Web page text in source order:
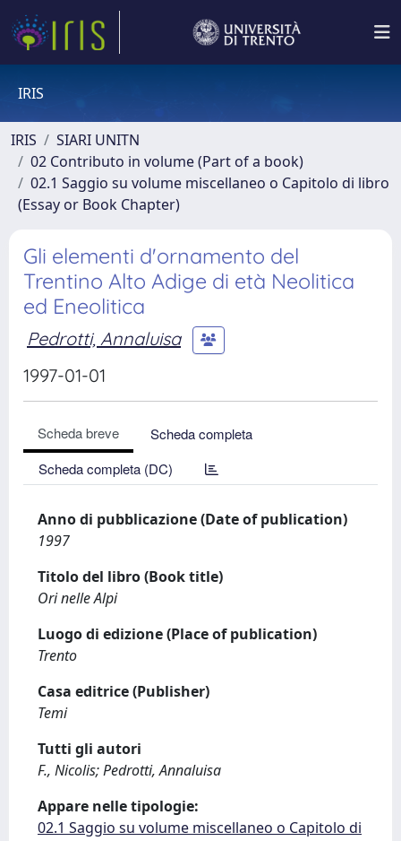
IRIS
IRIS
SIARI UNITN
02 Contributo in volume (Part of a book)
02.1 Saggio su volume miscellaneo o Capitolo di libro
(Essay or Book Chapter)
Gli elementi d'ornamento del
Trentino Alto Adige di età Neolitica
ed Eneolitica
Pedrotti, Annaluisa
1997-01-01
Scheda breve
Scheda completa
Scheda completa (DC)
Anno di pubblicazione (Date of publication)
1997
Titolo del libro (Book title)
Ori nelle Alpi
Luogo di edizione (Place of publication)
Trento
Casa editrice (Publisher)
Temi
Tutti gli autori
F., Nicolis; Pedrotti, Annaluisa
Appare nelle tipologie:
02.1 Saggio su volume miscellaneo o Capitolo di